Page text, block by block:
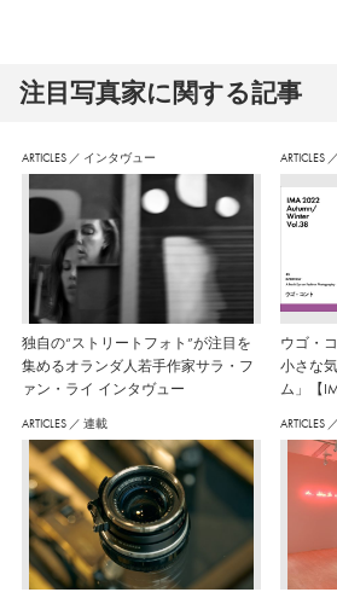
注⽬写真家に関する記事
ARTICLES ／ インタヴュー
独自の“ストリートフォト”が注目を
集めるオランダ人若手作家サラ・フ
ァン・ライ インタヴュー
ARTICLES ／
ウゴ・
小さな
ム」【
ARTICLES ／ 連載 ARTICLES ／